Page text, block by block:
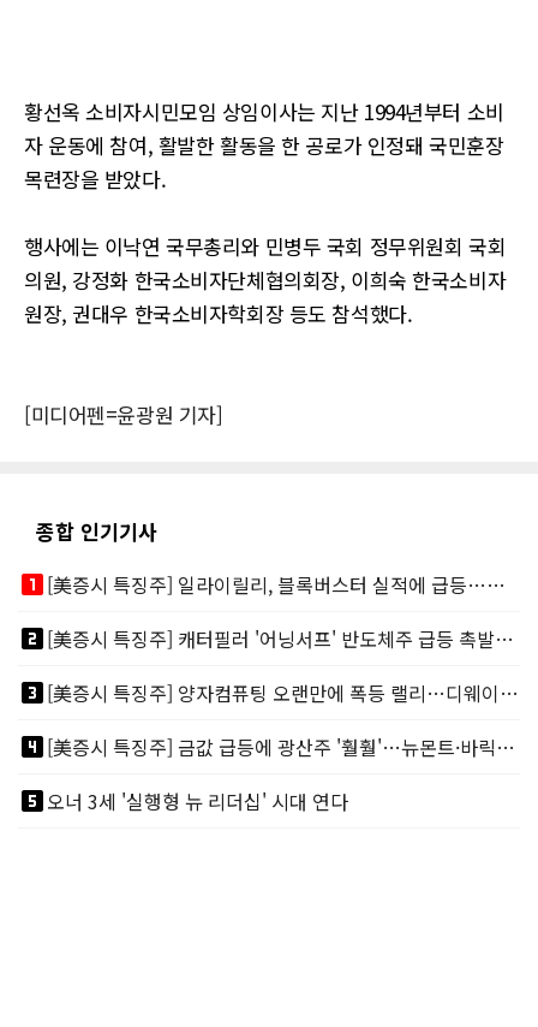
황선옥 소비자시민모임 상임이사는 지난 1994년부터 소비
자 운동에 참여, 활발한 활동을 한 공로가 인정돼 국민훈장
목련장을 받았다.
행사에는 이낙연 국무총리와 민병두 국회 정무위원회 국회
의원, 강정화 한국소비자단체협의회장, 이희숙 한국소비자
원장, 권대우 한국소비자학회장 등도 참석했다.
[미디어펜=윤광원 기자]
종합 인기기사
looks_one
[美증시 특징주] 일라이릴리, 블록버스터 실적에 급등…마운자로 매출 폭발
looks_two
[美증시 특징주] 캐터필러 '어닝서프' 반도체주 급등 촉발…"AI 데이터센터 건설 강력"
looks_3
[美증시 특징주] 양자컴퓨팅 오랜만에 폭등 랠리…디웨이브·아이온큐 주도
looks_4
[美증시 특징주] 금값 급등에 광산주 '훨훨'…뉴몬트·바릭마이닝 주도
looks_5오너 3세 '실행형 뉴 리더십' 시대 연다